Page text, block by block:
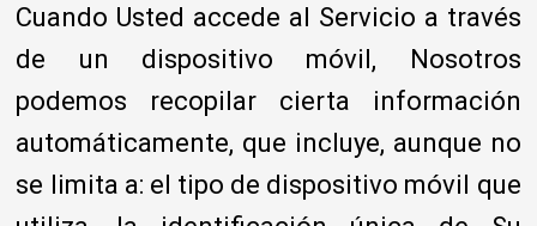
Cuando Usted accede al Servicio a través
de un dispositivo móvil, Nosotros
podemos recopilar cierta información
automáticamente, que incluye, aunque no
se limita a: el tipo de dispositivo móvil que